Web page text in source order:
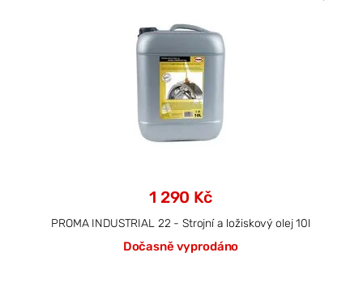
1 290 Kč
PROMA INDUSTRIAL 22 - Strojní a ložiskový olej 10l
Dočasně vyprodáno